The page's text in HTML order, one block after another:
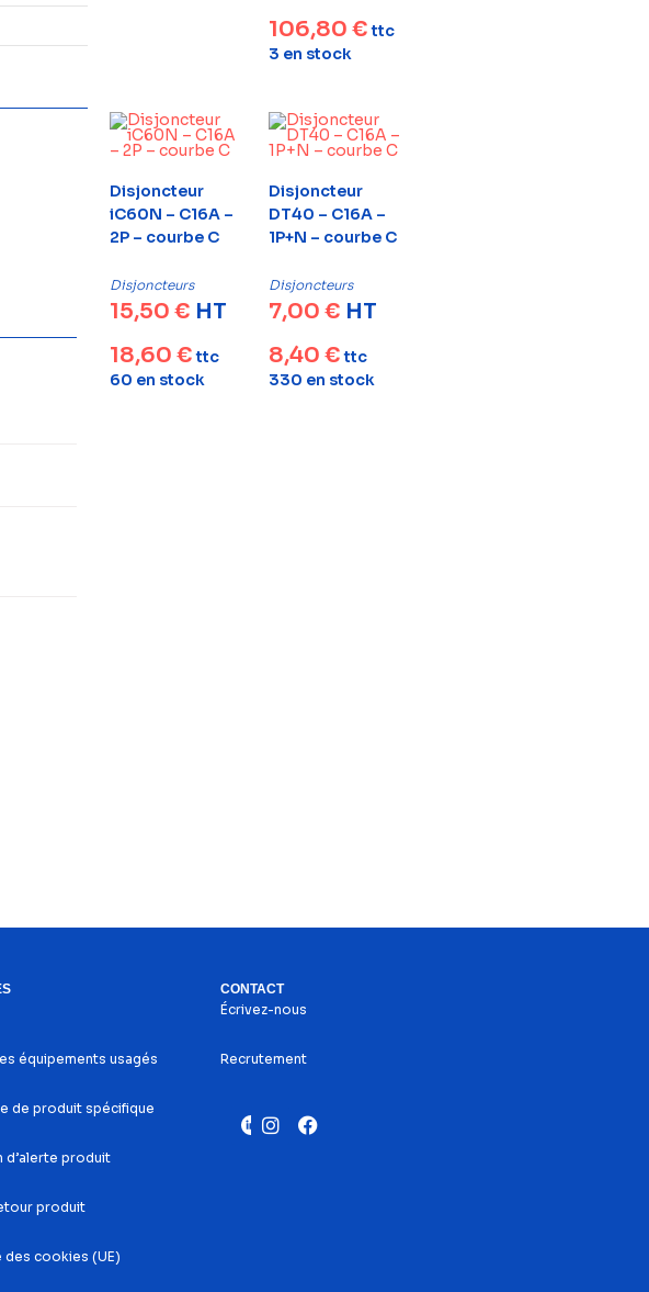
106,80 €ttc
3 en stock
Disjoncteur
iC60N – C16A –
2P – courbe C
Disjoncteurs
15,50 € HT
18,60 €ttc
60 en stock
Disjoncteur
DT40 – C16A –
1P+N – courbe C
Disjoncteurs
7,00 € HT
8,40 €ttc
330 en stock
équipements usagés
de produit spécifique
d’alerte produit
produit
des cookies (UE)
CONTACT
Écrivez-nous
Recrutement